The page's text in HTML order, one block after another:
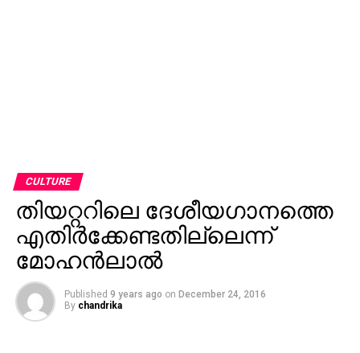
CULTURE
തിയറ്ററിലെ ദേശീയഗാനത്തെ
എതിര്‍ക്കേണ്ടതില്ലെന്ന്
മോഹന്‍ലാല്‍
Published 9 years ago on December 24, 2016
By chandrika